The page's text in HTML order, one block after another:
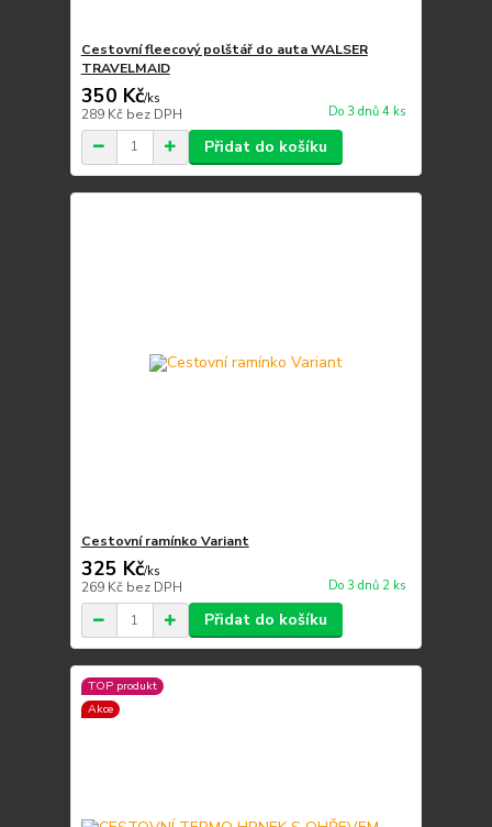
Cestovní fleecový polštář do auta WALSER
TRAVELMAID
350 Kč/ks
289 Kč bez DPH Do 3 dnů 4 ks
Přidat do košíku
Cestovní ramínko Variant
325 Kč/ks
269 Kč bez DPH Do 3 dnů 2 ks
Přidat do košíku
TOP produkt
Akce